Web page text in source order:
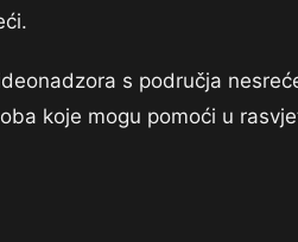
s područja
koje mogu pomoći u